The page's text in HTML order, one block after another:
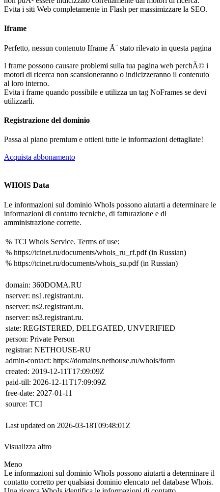
Evita i siti Web completamente in Flash per massimizzare la SEO.
Iframe
Perfetto, nessun contenuto Iframe Ã¨ stato rilevato in questa pagina
I frame possono causare problemi sulla tua pagina web perchÃ© i
motori di ricerca non scansioneranno o indicizzeranno il contenuto
al loro interno.
Evita i frame quando possibile e utilizza un tag NoFrames se devi
utilizzarli.
Registrazione del dominio
Passa al piano premium e ottieni tutte le informazioni dettagliate!
Acquista abbonamento
WHOIS Data
Le informazioni sul dominio WhoIs possono aiutarti a determinare le
informazioni di contatto tecniche, di fatturazione e di
amministrazione corrette.
% TCI Whois Service. Terms of use:
% https://tcinet.ru/documents/whois_ru_rf.pdf (in Russian)
% https://tcinet.ru/documents/whois_su.pdf (in Russian)
domain: 360DOMA.RU
nserver: ns1.registrant.ru.
nserver: ns2.registrant.ru.
nserver: ns3.registrant.ru.
state: REGISTERED, DELEGATED, UNVERIFIED
person: Private Person
registrar: NETHOUSE-RU
admin-contact: https://domains.nethouse.ru/whois/form
created: 2019-12-11T17:09:09Z
paid-till: 2026-12-11T17:09:09Z
free-date: 2027-01-11
source: TCI
Last updated on 2026-03-18T09:48:01Z
Visualizza altro
Meno
Le informazioni sul dominio WhoIs possono aiutarti a determinare il
contatto corretto per qualsiasi dominio elencato nel database Whois.